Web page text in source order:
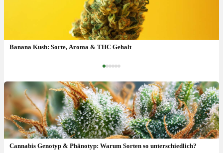
Banana Kush: Sorte, Aroma & THC Gehalt
Sour Blueberry Sorte: THC, Blaubeer-Aroma & Anbau
Cannabis Genotyp & Phänotyp: Warum Sorten so unterschiedlich?